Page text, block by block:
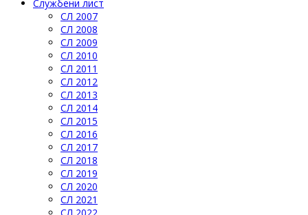
Службени лист
СЛ 2007
СЛ 2008
СЛ 2009
СЛ 2010
СЛ 2011
СЛ 2012
СЛ 2013
СЛ 2014
СЛ 2015
СЛ 2016
СЛ 2017
СЛ 2018
СЛ 2019
СЛ 2020
СЛ 2021
СЛ 2022